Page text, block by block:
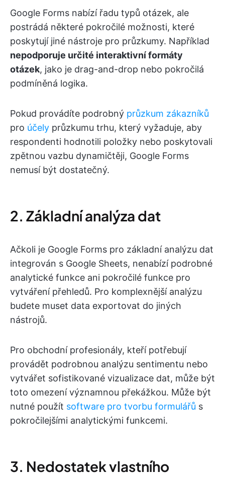
Google Forms nabízí řadu typů otázek, ale
postrádá některé pokročilé možnosti, které
poskytují jiné nástroje pro průzkumy. Například
nepodporuje určité interaktivní formáty
otázek, jako je drag-and-drop nebo pokročilá
podmíněná logika.
Pokud provádíte podrobný průzkum zákazníků
pro účely průzkumu trhu, který vyžaduje, aby
respondenti hodnotili položky nebo poskytovali
zpětnou vazbu dynamičtěji, Google Forms
nemusí být dostatečný.
2. Základní analýza dat
Ačkoli je Google Forms pro základní analýzu dat
integrován s Google Sheets, nenabízí podrobné
analytické funkce ani pokročilé funkce pro
vytváření přehledů. Pro komplexnější analýzu
budete muset data exportovat do jiných
nástrojů.
Pro obchodní profesionály, kteří potřebují
provádět podrobnou analýzu sentimentu nebo
vytvářet sofistikované vizualizace dat, může být
toto omezení významnou překážkou. Může být
nutné použít software pro tvorbu formulářů s
pokročilejšími analytickými funkcemi.
3. Nedostatek vlastního